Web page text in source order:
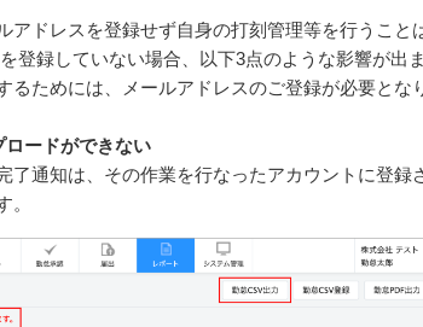
アドレスを登録せず自身の打刻管理等を行うこと
登録していない場合、以下3点のような影響が出
るためには、メールアドレスのご登録が必要とな
ードができない
了通知は、その作業を行なったアカウントに登録
。